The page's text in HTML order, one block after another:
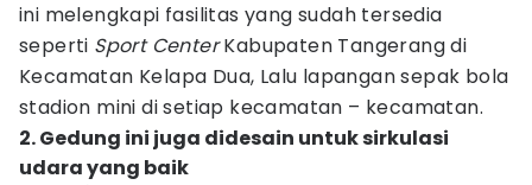
ini melengkapi fasilitas yang sudah tersedia
seperti Sport CenterKabupaten Tangerang di
Kecamatan Kelapa Dua, Lalu lapangan sepak bola
stadion mini di setiap kecamatan – kecamatan.
2. Gedung ini juga didesain untuk sirkulasi
udara yang baik